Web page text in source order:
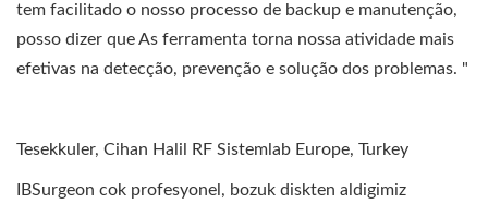
tem facilitado o nosso processo de backup e manutenção,
posso dizer que As ferramenta torna nossa atividade mais
efetivas na detecção, prevenção e solução dos problemas. "
Tesekkuler, Cihan Halil RF Sistemlab Europe, Turkey
IBSurgeon cok profesyonel, bozuk diskten aldigimiz